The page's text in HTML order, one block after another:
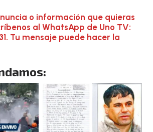
o información que quieras
al WhatsApp de Uno TV:
Tu mensaje puede hacer la